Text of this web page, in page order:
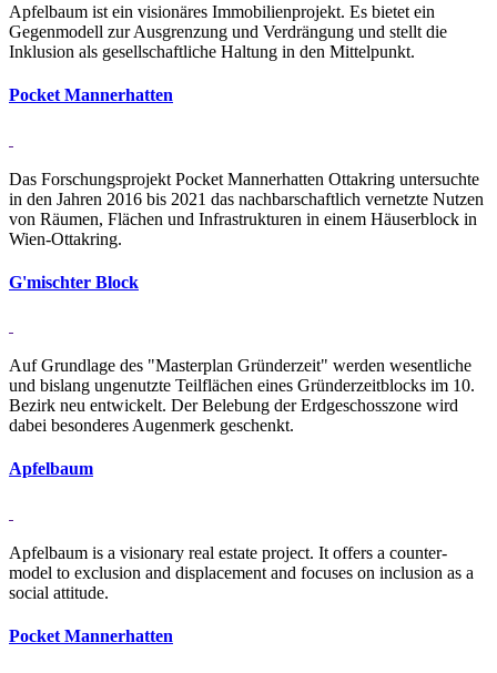
Apfelbaum ist ein visionäres Immobilienprojekt. Es bietet ein
Gegenmodell zur Ausgrenzung und Verdrängung und stellt die
Inklusion als gesellschaftliche Haltung in den Mittelpunkt.
Po­cket Man­ner­hatten
Das Forschungsprojekt Pocket Mannerhatten Ottakring untersuchte
in den Jahren 2016 bis 2021 das nachbarschaftlich vernetzte Nutzen
von Räumen, Flächen und Infrastrukturen in einem Häuserblock in
Wien-Ottakring.
G'mischter Block
Auf Grundlage des "Masterplan Gründerzeit" werden wesentliche
und bislang ungenutzte Teilflächen eines Gründerzeitblocks im 10.
Bezirk neu entwickelt. Der Belebung der Erdgeschosszone wird
dabei besonderes Augenmerk geschenkt.
Ap­fel­baum
Apfelbaum is a visionary real estate project. It offers a counter-
model to exclusion and displacement and focuses on inclusion as a
social attitude.
Po­cket Man­ner­hatten